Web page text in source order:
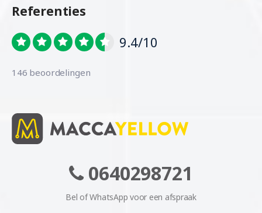
Referenties
9.4/10
146 beoordelingen
0640298721
Bel of WhatsApp voor een afspraak